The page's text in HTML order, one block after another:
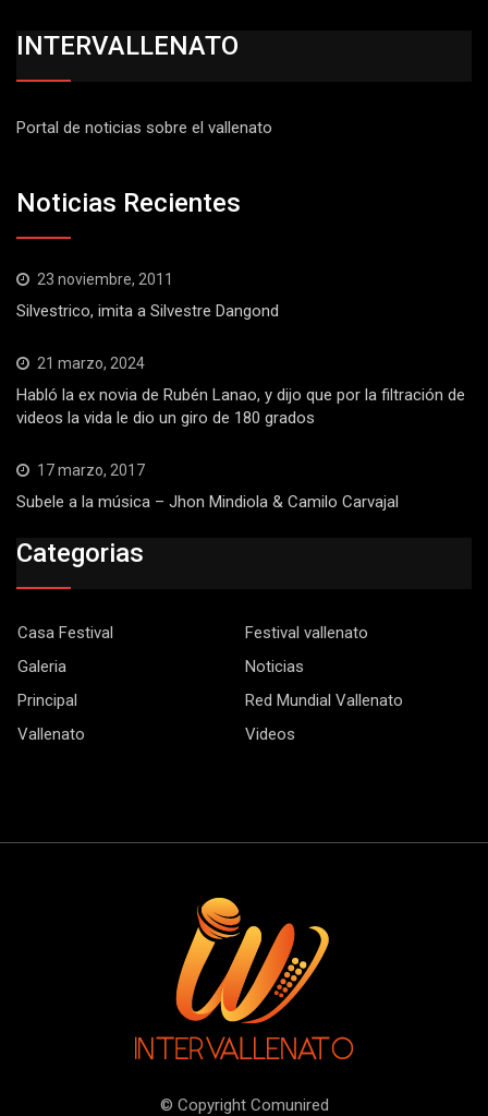
INTERVALLENATO
Portal de noticias sobre el vallenato
Noticias Recientes
23 noviembre, 2011
Silvestrico, imita a Silvestre Dangond
21 marzo, 2024
Habló la ex novia de Rubén Lanao, y dijo que por la filtración de
videos la vida le dio un giro de 180 grados
17 marzo, 2017
Subele a la música – Jhon Mindiola & Camilo Carvajal
Categorias
Casa Festival
Festival vallenato
Galeria
Noticias
Principal
Red Mundial Vallenato
Vallenato
Videos
© Copyright Comunired